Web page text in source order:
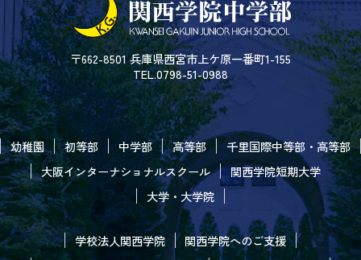
〒662-8501 兵庫県西宮市上ケ原一番町1-155
TEL.0798-51-0988
幼稚園 初等部 中学部 高等部
千里国際中等部・高等部
大阪インターナショナルスクール
関西学院短期大学
大学・大学院
学校法人関西学院
関西学院へのご支援